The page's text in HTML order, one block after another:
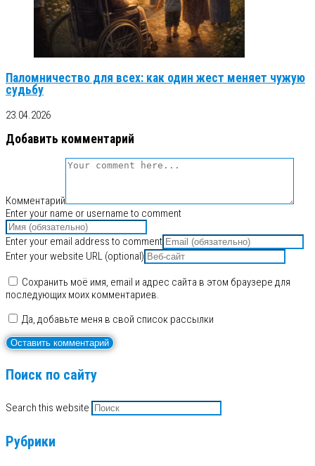
Паломничество для всех: как один жест меняет чужую
судьбу
23.04.2026
Добавить комментарий
Комментарий
Enter your name or username to comment
Enter your email address to comment
Enter your website URL (optional)
Сохранить моё имя, email и адрес сайта в этом браузере для
последующих моих комментариев.
Да, добавьте меня в свой список рассылки
Поиск по сайту
Search this website
Рубрики